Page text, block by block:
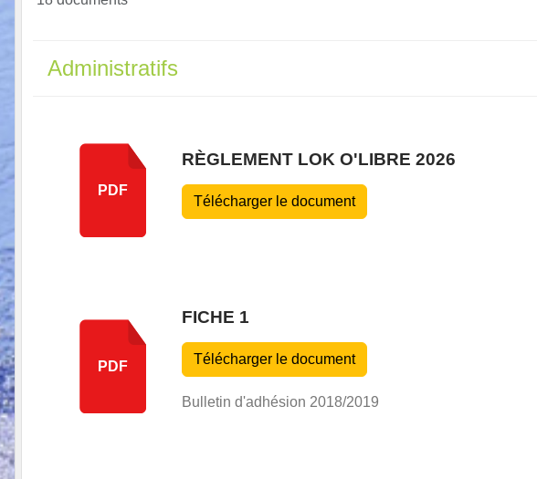
Administratifs
PDF
RÈGLEMENT LOK O'LIBRE 2026
Télécharger le document
PDF
FICHE 1
Télécharger le document
Bulletin d'adhésion 2018/2019